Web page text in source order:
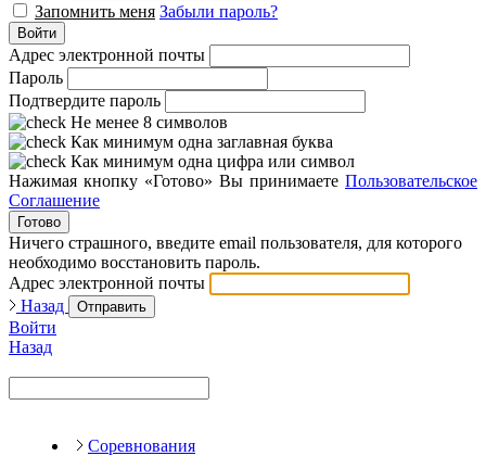
Запомнить меня Забыли пароль?
Войти
Адрес электронной почты
Пароль
Подтвердите пароль
Не менее 8 символов
Как минимум одна заглавная буква
Как минимум одна цифра или символ
Нажимая кнопку «Готово» Вы принимаете Пользовательское
Соглашение
Готово
Ничего страшного, введите email пользователя, для которого
необходимо восстановить пароль.
Адрес электронной почты
Назад
Отправить
Войти
Назад
Соревнования